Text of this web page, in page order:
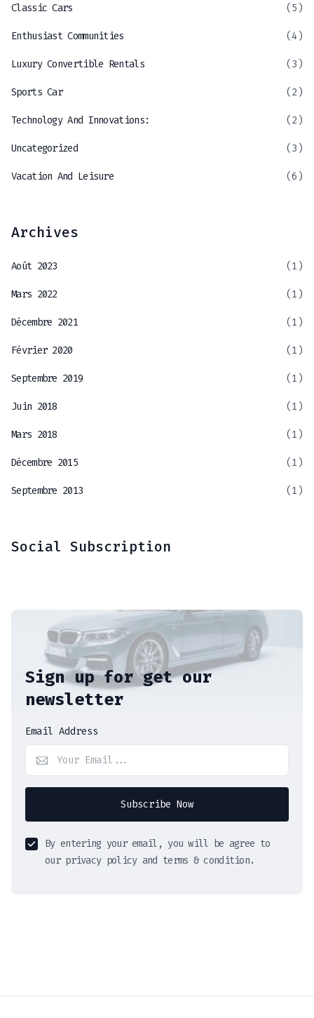
Classic Cars (5)
Enthusiast Communities (4)
Luxury Convertible Rentals (3)
Sports Car (2)
Technology And Innovations: (2)
Uncategorized (3)
Vacation And Leisure (6)
Archives
Août 2023 (1)
Mars 2022 (1)
Décembre 2021 (1)
Février 2020 (1)
Septembre 2019 (1)
Juin 2018 (1)
Mars 2018 (1)
Décembre 2015 (1)
Septembre 2013 (1)
Social Subscription
Sign up for get our
newsletter
Email Address
Subscribe Now
By entering your email, you will be agree to
our privacy policy and terms & condition.